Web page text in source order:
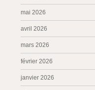
mai 2026
avril 2026
mars 2026
février 2026
janvier 2026